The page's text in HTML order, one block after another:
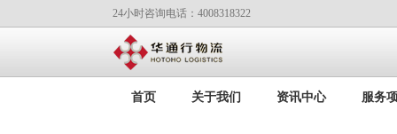
24小时咨询电话：4008318322
首页 关于我们 资讯中心 服务